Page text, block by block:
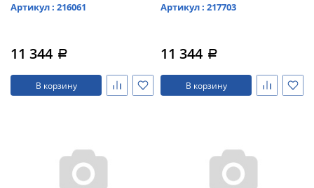
NICE-60MC)
Артикул : 216061
11 344 a
В корзину
TILE-60MC)
Артикул : 217703
11 344 a
В корзину